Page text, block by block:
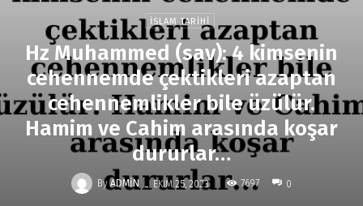
İSLAM TARIHI
Hz Muhammed (sav): 4 kimsenin
cehennemde çektikleri azaptan
cehennemlikler bile üzülür.
Hamim ve Cahim arasında koşar
dururlar…
By ADMIN - EKIM 25, 2023 7697 0